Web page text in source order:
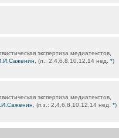
экспертиза медиатекстов,
, (л.: 2,4,6,8,10,12,14 нед. *)
экспертиза медиатекстов,
, (п.з.: 2,4,6,8,10,12,14 нед. *)